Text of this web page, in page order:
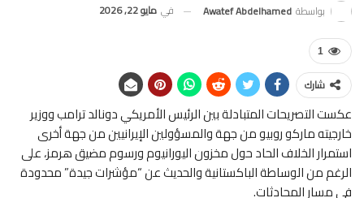
بواسطة Awatef Abdelhamed في مايو 22, 2026
1
شارك
عكست التصريحات المتبادلة بين الرئيس الأمريكي دونالد ترامب ووزير
خارجيته ماركو روبيو من جهة والمسؤولين الإيرانيين من جهة أخرى
استمرار الخلاف الحاد حول مخزون اليورانيوم ورسوم مضيق هرمز، على
الرغم من الوساطة الباكستانية والحديث عن “مؤشرات جيدة” محدودة
في مسار المحادثات.